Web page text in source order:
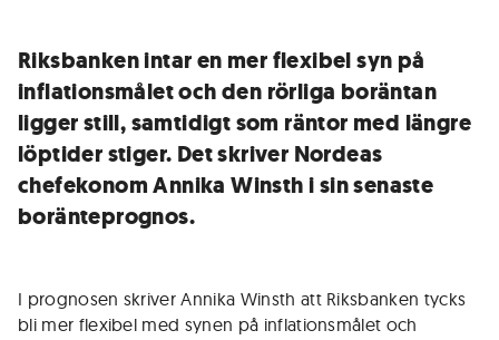
Riksbanken intar en mer flexibel syn på
inflationsmålet och den rörliga boräntan
ligger still, samtidigt som räntor med längre
löptider stiger. Det skriver Nordeas
chefekonom Annika Winsth i sin senaste
boränteprognos.
I prognosen skriver Annika Winsth att Riksbanken tycks
bli mer flexibel med synen på inflationsmålet och